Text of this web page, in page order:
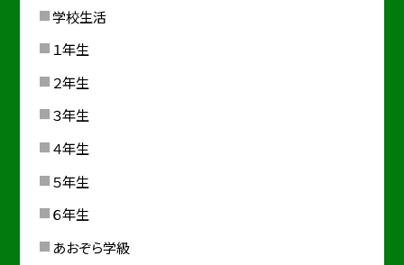
学校生活
１年生
２年生
３年生
４年生
５年生
６年生
あおぞら学級